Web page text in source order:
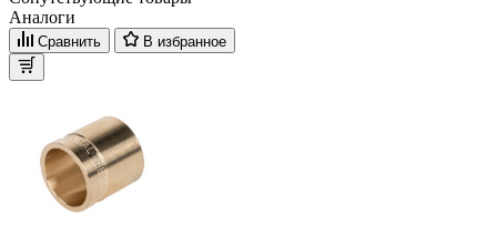
Аналоги
Сравнить В избранное